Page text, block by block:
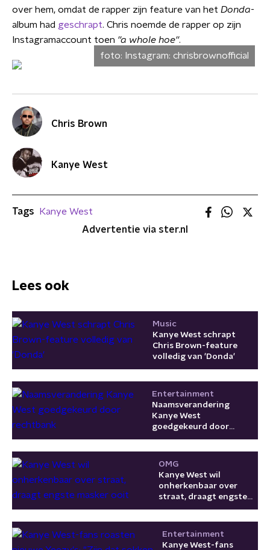
over hem, omdat de rapper zijn feature van het Donda-
album had geschrapt. Chris noemde de rapper op zijn
Instagramaccount toen ''a whole hoe''.
foto: Instagram: chrisbrownofficial
Chris Brown
Kanye West
Tags
Kanye West
Advertentie via ster.nl
Lees ook
Music
Kanye West schrapt
Chris Brown-feature
volledig van 'Donda'
Entertainment
Naamsverandering
Kanye West
goedgekeurd door
OMG
Kanye West wil
onherkenbaar over
straat, draagt engste
Entertainment
Kanye West-fans